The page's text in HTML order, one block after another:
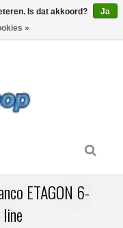
ETAGON 6-
Is dat akkoord?
Ja
»